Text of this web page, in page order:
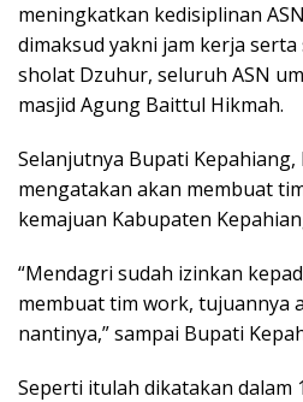
meningkatkan kedisiplinan
dimaksud yakni jam kerja
sholat Dzuhur, seluruh ASN
masjid Agung Baittul Hikmah.
Selanjutnya Bupati Kepahiang,
mengatakan akan membuat
kemajuan Kabupaten
“Mendagri sudah izinkan
membuat tim work, tujuannya
nantinya,” sampai Bupati
Seperti itulah dikatakan dalam